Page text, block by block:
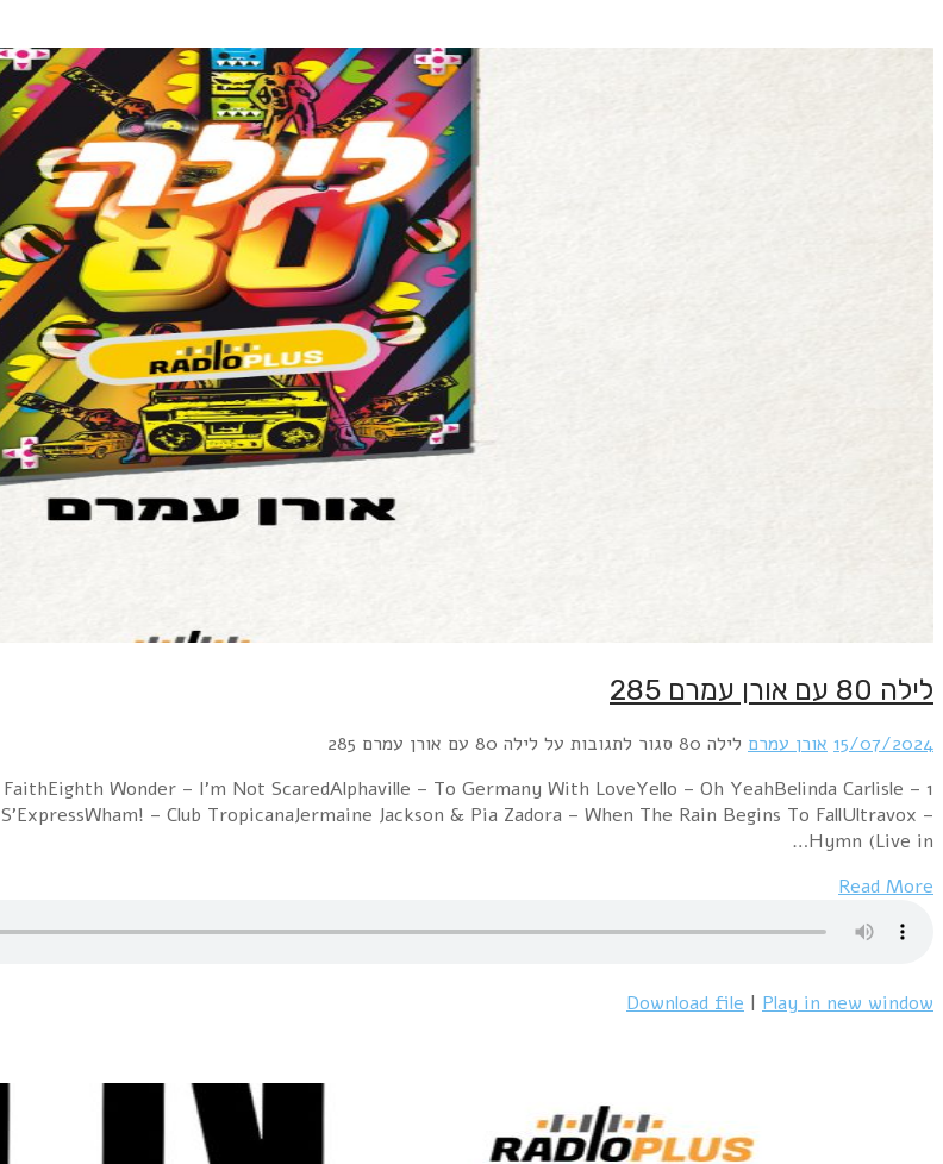
לילה 80 עם אורן עמרם 285
15/07/2024 אורן עמרם לילה 80 סגור לתגובות על לילה 80 עם אורן עמרם 285
FaithEighth Wonder – I'm Not ScaredAlphaville – To Germany With LoveYello – Oh YeahBelinda Carlisle –
– Club TropicanaJermaine Jackson & Pia Zadora – When The Rain Begins To FallUltravox –
Hymn (Live in…
Read More
Download file | Play in new window